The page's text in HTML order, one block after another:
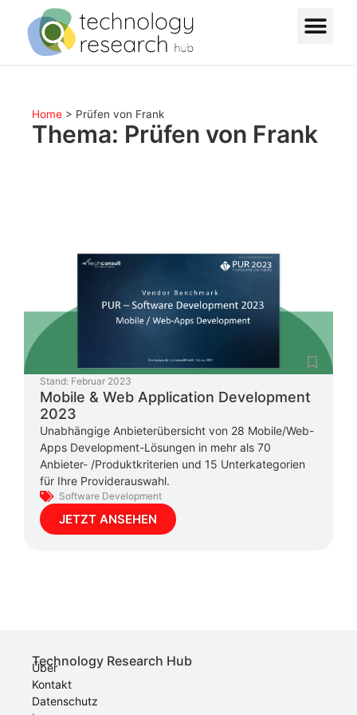
Home > Prüfen von Frank
Thema: Prüfen von Frank
Stand: Februar 2023
Mobile & Web Application Development
2023
Unabhängige Anbieterübersicht von 28 Mobile/Web-
Apps Development-Lösungen in mehr als 70
Anbieter- /Produktkriterien und 15 Unterkategorien
für Ihre Providerauswahl.
Software Development
JETZT ANSEHEN
Technology Research Hub
Über
Kontakt
Datenschutz